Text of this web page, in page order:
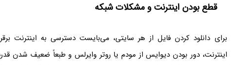
قطع بودن اینترنت و مشکلات شبکه
برای دانلود کردن فایل از هر سایتی، می‌بایست دسترسی به اینترنت
اینترنت، دور بودن دیوایس از مودم یا روتر وایرلس و طبعاً ضعیف